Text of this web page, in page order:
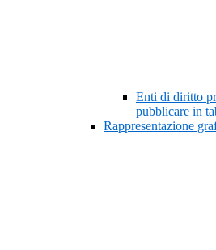
Enti di diritto
pubblicare in
Rappresentazione